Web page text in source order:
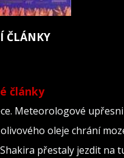
ČLÁNKY
články
Meteorologové
oleje chrání
přestaly jezdit na